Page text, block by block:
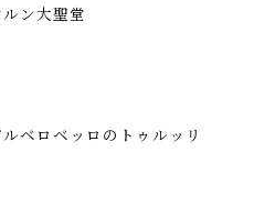
ルン大聖堂
ルベロベッロのトゥルッリ